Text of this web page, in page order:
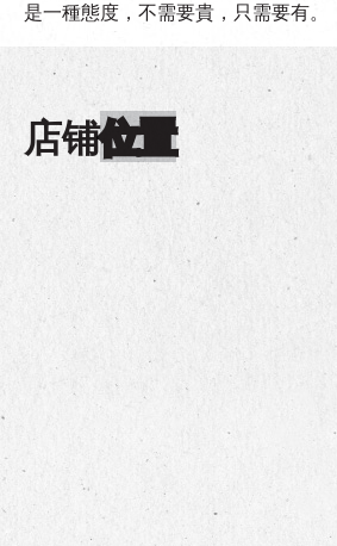
是一種態度，不需要貴，只需要有。
店铺位置